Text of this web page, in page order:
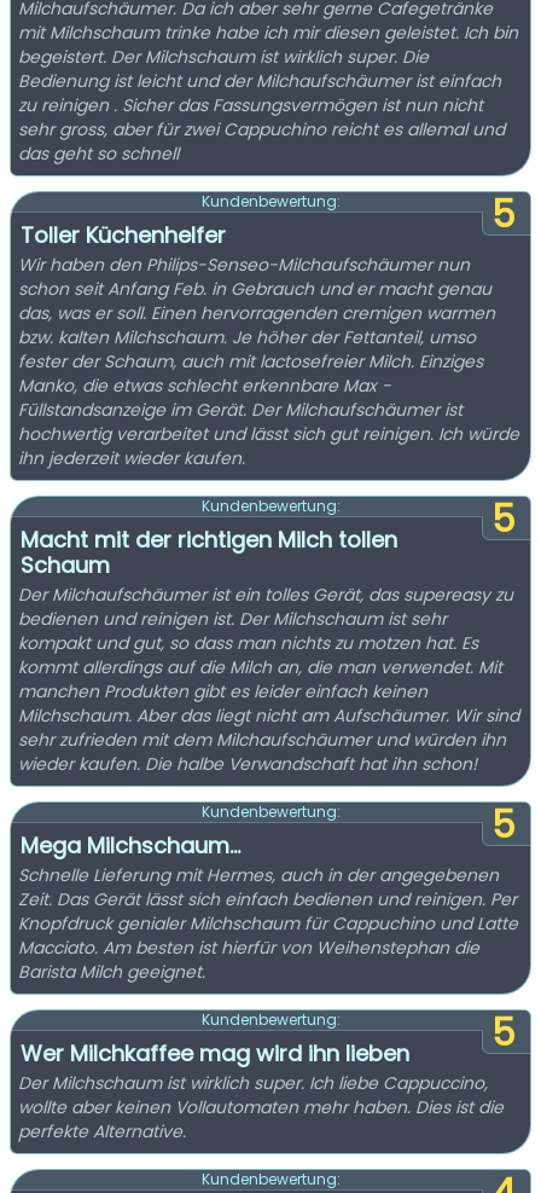
Milchaufschäumer. Da ich aber sehr gerne Cafegetränke
mit Milchschaum trinke habe ich mir diesen geleistet. Ich bin
begeistert. Der Milchschaum ist wirklich super. Die
Bedienung ist leicht und der Milchaufschäumer ist einfach
zu reinigen . Sicher das Fassungsvermögen ist nun nicht
sehr gross, aber für zwei Cappuchino reicht es allemal und
das geht so schnell
5
Kundenbewertung:
Toller Küchenhelfer
Wir haben den Philips-Senseo-Milchaufschäumer nun
schon seit Anfang Feb. in Gebrauch und er macht genau
das, was er soll. Einen hervorragenden cremigen warmen
bzw. kalten Milchschaum. Je höher der Fettanteil, umso
fester der Schaum, auch mit lactosefreier Milch. Einziges
Manko, die etwas schlecht erkennbare Max -
Füllstandsanzeige im Gerät. Der Milchaufschäumer ist
hochwertig verarbeitet und lässt sich gut reinigen. Ich würde
ihn jederzeit wieder kaufen.
5
Kundenbewertung:
Macht mit der richtigen Milch tollen
Schaum
Der Milchaufschäumer ist ein tolles Gerät, das supereasy zu
bedienen und reinigen ist. Der Milchschaum ist sehr
kompakt und gut, so dass man nichts zu motzen hat. Es
kommt allerdings auf die Milch an, die man verwendet. Mit
manchen Produkten gibt es leider einfach keinen
Milchschaum. Aber das liegt nicht am Aufschäumer. Wir sind
sehr zufrieden mit dem Milchaufschäumer und würden ihn
wieder kaufen. Die halbe Verwandschaft hat ihn schon!
5
Kundenbewertung:
Mega Milchschaum...
Schnelle Lieferung mit Hermes, auch in der angegebenen
Zeit. Das Gerät lässt sich einfach bedienen und reinigen. Per
Knopfdruck genialer Milchschaum für Cappuchino und Latte
Macciato. Am besten ist hierfür von Weihenstephan die
Barista Milch geeignet.
5
Kundenbewertung:
Wer Milchkaffee mag wird ihn lieben
Der Milchschaum ist wirklich super. Ich liebe Cappuccino,
wollte aber keinen Vollautomaten mehr haben. Dies ist die
perfekte Alternative.
Kundenbewertung: